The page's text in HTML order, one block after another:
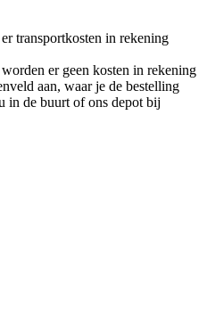
transportkosten in rekening
er geen kosten in rekening
aan, waar je de bestelling
in de buurt of ons depot bij